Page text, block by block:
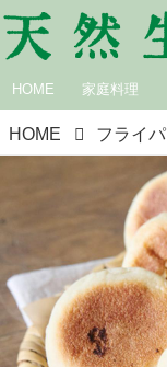
HOME 家庭料理
HOME